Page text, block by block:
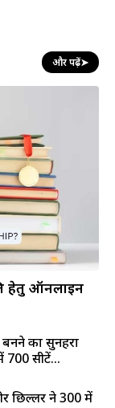
और पढ़ें➤
हेतु ऑनलाइन
का सुनहरा
सीटें...
छिल्लर ने 300 में